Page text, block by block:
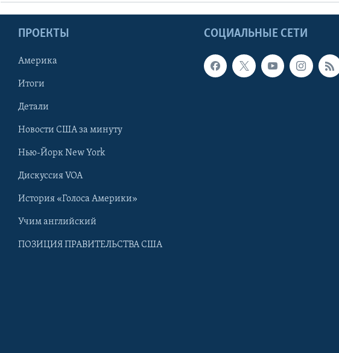
СОЦИАЛЬНЫЕ СЕТИ
ПРОЕКТЫ
Америка
Итоги
Детали
Новости США за минуту
Нью-Йорк New York
Дискуссия VOA
История «Голоса Америки»
Учим английский
ПОЗИЦИЯ ПРАВИТЕЛЬСТВА США